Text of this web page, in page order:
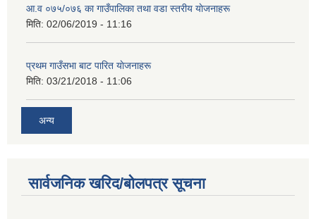
आ‍.व ०७५/०७६ का गाउँपालिका तथा वडा स्तरीय याेजनाहरू
मिति: 02/06/2019 - 11:16
प्रथम गाउँसभा बाट पारित याेजनाहरू
मिति: 03/21/2018 - 11:06
अन्य
सार्वजनिक खरिद/बोलपत्र सूचना